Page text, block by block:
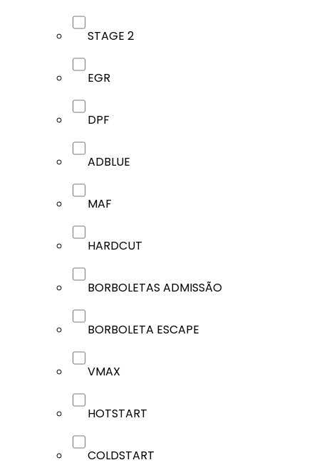
STAGE 2
EGR
DPF
ADBLUE
MAF
HARDCUT
BORBOLETAS ADMISSÃO
BORBOLETA ESCAPE
VMAX
HOTSTART
COLDSTART